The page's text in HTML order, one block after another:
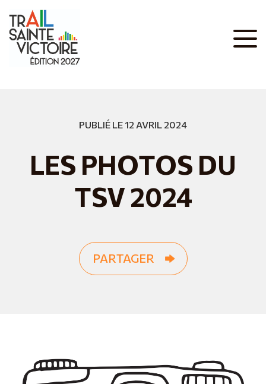
PUBLIÉ LE 12 AVRIL 2024
LES PHOTOS DU
TSV 2024
PARTAGER